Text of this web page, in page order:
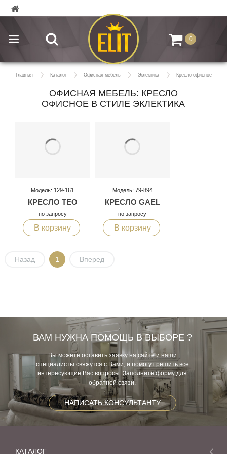
0
Главная Каталог Офисная мебель Эклектика Кресло офисное
ОФИСНАЯ МЕБЕЛЬ: КРЕСЛО
ОФИСНОЕ В СТИЛЕ ЭКЛЕКТИКА
Модель: 129-161
КРЕСЛО TEO
по запросу
В корзину
Модель: 79-894
КРЕСЛО GAEL
по запросу
В корзину
Назад 1 Вперед
ВАМ НУЖНА ПОМОЩЬ В ВЫБОРЕ ?
Вы можете оставить заявку на сайте и наши
специалисты свяжутся с Вами, и помогут решить все
интересующие Вас вопросы. Заполните форму для
обратной связи.
НАПИСАТЬ КОНСУЛЬТАНТУ
КАТАЛОГ